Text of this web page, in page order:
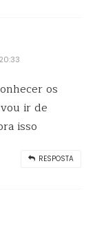
os
ir de
isso
RESPOSTA